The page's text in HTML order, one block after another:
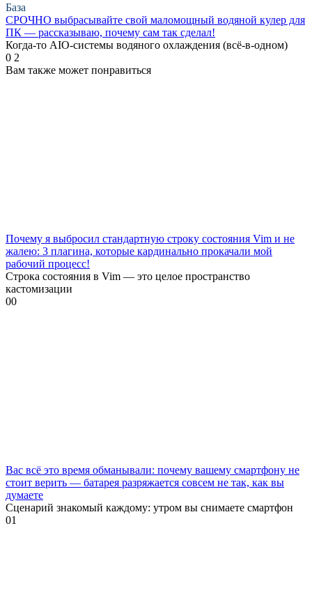
База
СРОЧНО выбрасывайте свой маломощный водяной кулер для
ПК — рассказываю, почему сам так сделал!
Когда-то AIO-системы водяного охлаждения (всё-в-одном)
0 2
Вам также может понравиться
Почему я выбросил стандартную строку состояния Vim и не
жалею: 3 плагина, которые кардинально прокачали мой
рабочий процесс!
Строка состояния в Vim — это целое пространство
кастомизации
00
Вас всё это время обманывали: почему вашему смартфону не
стоит верить — батарея разряжается совсем не так, как вы
думаете
Сценарий знакомый каждому: утром вы снимаете смартфон
01